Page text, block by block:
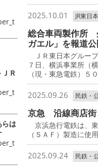
Ｒ
は
2025.10.01 JR東日
総合車両製作所
ガエル」を報道
ＪＲ東日本グルー
７日、横浜事業所（
（現・東急電鉄）５
2025.09.26 民鉄・
京急 沿線商店街
京浜急行電鉄は、
（ＳＡＦ）製造に使
2025.09.24 民鉄・